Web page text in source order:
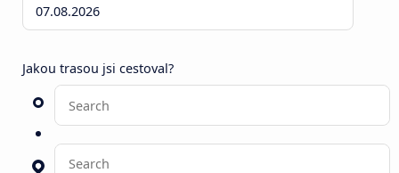
Jakou trasou jsi cestoval?